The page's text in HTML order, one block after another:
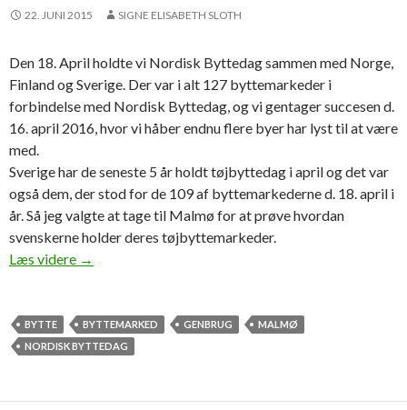
22. JUNI 2015 SIGNE ELISABETH SLOTH
Den 18. April holdte vi Nordisk Byttedag sammen med Norge,
Finland og Sverige. Der var i alt 127 byttemarkeder i
forbindelse med Nordisk Byttedag, og vi gentager succesen d.
16. april 2016, hvor vi håber endnu flere byer har lyst til at være
med.
Sverige har de seneste 5 år holdt tøjbyttedag i april og det var
også dem, der stod for de 109 af byttemarkederne d. 18. april i
år. Så jeg valgte at tage til Malmø for at prøve hvordan
svenskerne holder deres tøjbyttemarkeder.
Læs videre Nordisk Byttedag – i Sverige
→
BYTTE BYTTEMARKED GENBRUG
MALMØ
NORDISK BYTTEDAG